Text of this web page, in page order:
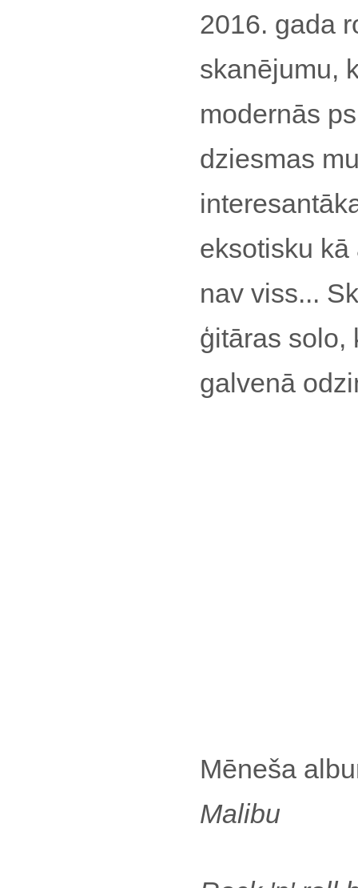
2016. gada
skanējumu,
modernās
dziesmas
eksotisku
nav viss...
ģitāras solo,
galvenā
Mēneša
Malibu